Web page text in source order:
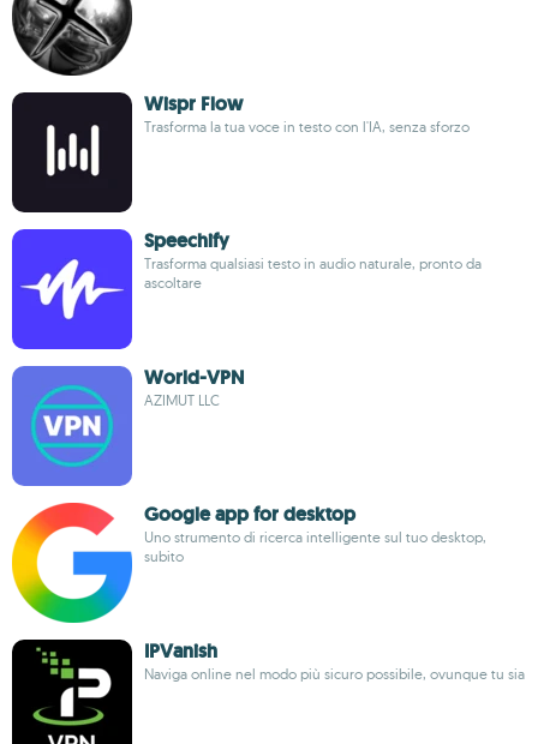
Wispr Flow
Trasforma la tua voce in testo con l'IA, senza sforzo
Speechify
Trasforma qualsiasi testo in audio naturale, pronto da
ascoltare
World-VPN
AZIMUT LLC
Google app for desktop
Uno strumento di ricerca intelligente sul tuo desktop,
subito
IPVanish
Naviga online nel modo più sicuro possibile, ovunque tu sia